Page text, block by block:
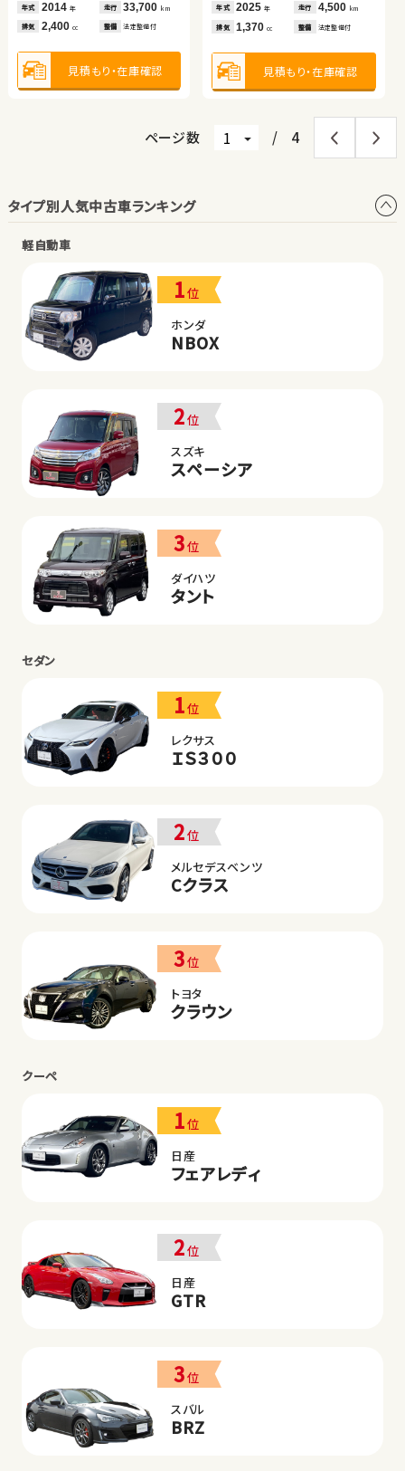
年式 2014 年 走行 33,700 km
排気 2,400 cc 整備 法定整備付
見積もり・在庫確認
年式 2025年 走行 4,500 km
排気 1,370cc 整備 法定整備付
見積もり・在庫確認
見積もり・在庫確認
年式 2024年 走行 4,000 km
排気 660cc 整備 なし
見積もり・在庫確認
年式 2024 年 走行 23,100 km
排気 1,400 cc 整備 法定整備付
見積もり・在庫確認
見積もり・在庫確認
ページ数 / 4
タイプ別人気中古車ランキング
軽自動車
1位
ホンダ
NBOX
2位
スズキ
スペーシア
3位
ダイハツ
タント
セダン
1位
レクサス
ＩＳ３００
2位
メルセデスベンツ
Cクラス
3位
トヨタ
クラウン
クーペ
1位
日産
フェアレディ
2位
日産
GTR
3位
スバル
BRZ